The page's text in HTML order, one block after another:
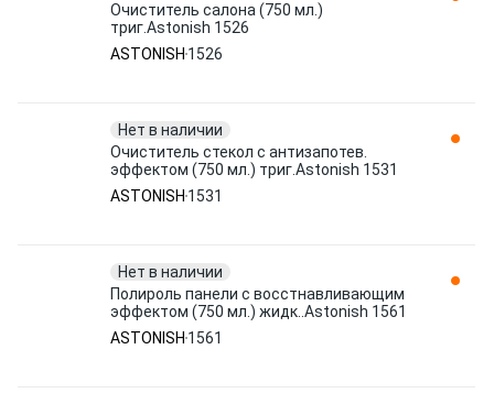
Очиститель салона (750 мл.)
триг.Astonish 1526
ASTONISH 1526
Нет в наличии
Очиститель стекол с антизапотев.
эффектом (750 мл.) триг.Astonish 1531
ASTONISH 1531
Нет в наличии
Полироль панели с восстнавливающим
эффектом (750 мл.) жидк..Astonish 1561
ASTONISH 1561